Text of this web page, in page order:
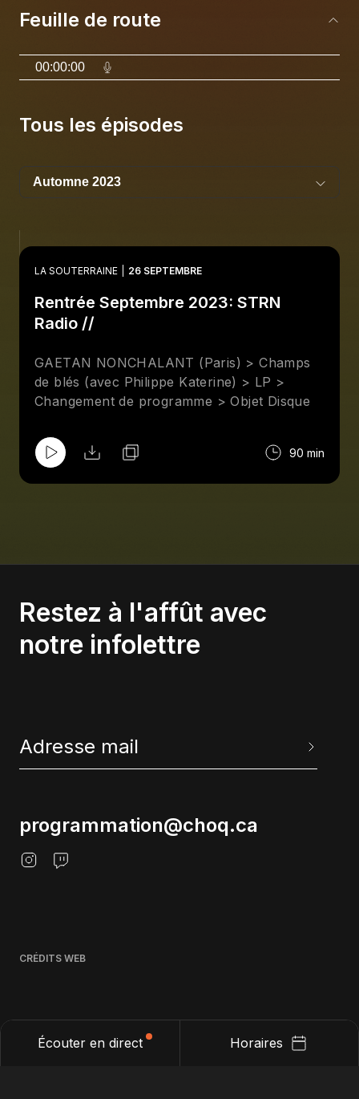
Écouter en direct Horaires
Feuille de route
00:00:00
Tous les épisodes
LA SOUTERRAINE 26 SEPTEMBRE
Rentrée Septembre 2023: STRN
Radio //
GAETAN NONCHALANT (Paris) > Champs
de blés (avec Philippe Katerine) > LP >
Changement de programme > Objet Disque
90 min
Restez à l'affût avec
notre infolettre
programmation@choq.ca
CRÉDITS WEB